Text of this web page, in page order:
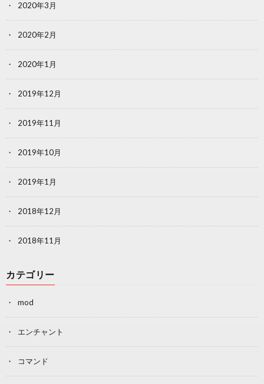
2020年3月
2020年2月
2020年1月
2019年12月
2019年11月
2019年10月
2019年1月
2018年12月
2018年11月
カテゴリー
mod
エンチャント
コマンド